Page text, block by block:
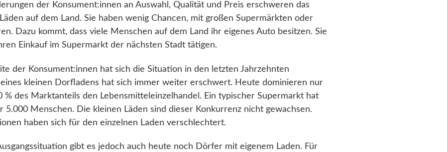
der Konsument:innen an Auswahl, Qualität und Preis erschweren das
auf dem Land. Sie haben wenig Chancen, mit großen Supermärkten oder
Dazu kommt, dass viele Menschen auf dem Land ihr eigenes Auto besitzen. Sie
Einkauf im Supermarkt der nächsten Stadt tätigen.
der Konsument:innen hat sich die Situation in den letzten Jahrzehnten
kleinen Dorfladens hat sich immer weiter erschwert. Heute dominieren nur
% des Marktanteils den Lebensmitteleinzelhandel. Ein typischer Supermarkt hat
5.000 Menschen. Die kleinen Läden sind dieser Konkurrenz nicht gewachsen.
haben sich für den einzelnen Laden verschlechtert.
gibt es jedoch auch heute noch Dörfer mit eigenem Laden. Für